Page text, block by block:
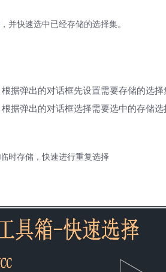
并快速选中已经存储的选择集。
据弹出的对话框先设置需要存储的选
据弹出的对话框选择需要选中的存储选
时存储，快速进行重复选择